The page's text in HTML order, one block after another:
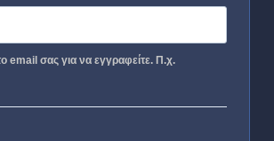
email σας για να εγγραφείτε. Π.χ.